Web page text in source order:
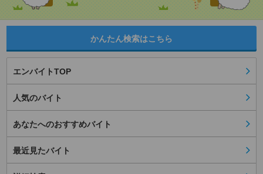
かんたん検索はこちら
エンバイトTOP
人気のバイト
あなたへのおすすめバイト
最近見たバイト